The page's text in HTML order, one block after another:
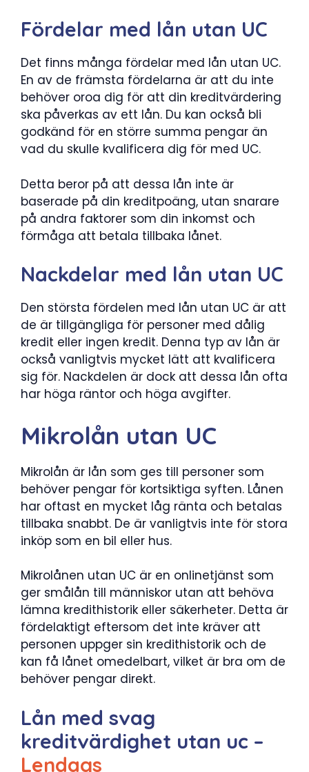
Fördelar med lån utan UC
Det finns många fördelar med lån utan UC.
En av de främsta fördelarna är att du inte
behöver oroa dig för att din kreditvärdering
ska påverkas av ett lån. Du kan också bli
godkänd för en större summa pengar än
vad du skulle kvalificera dig för med UC.
Detta beror på att dessa lån inte är
baserade på din kreditpoäng, utan snarare
på andra faktorer som din inkomst och
förmåga att betala tillbaka lånet.
Nackdelar med lån utan UC
Den största fördelen med lån utan UC är att
de är tillgängliga för personer med dålig
kredit eller ingen kredit. Denna typ av lån är
också vanligtvis mycket lätt att kvalificera
sig för. Nackdelen är dock att dessa lån ofta
har höga räntor och höga avgifter.
Mikrolån utan UC
Mikrolån är lån som ges till personer som
behöver pengar för kortsiktiga syften. Lånen
har oftast en mycket låg ränta och betalas
tillbaka snabbt. De är vanligtvis inte för stora
inköp som en bil eller hus.
Mikrolånen utan UC är en onlinetjänst som
ger smålån till människor utan att behöva
lämna kredithistorik eller säkerheter. Detta är
fördelaktigt eftersom det inte kräver att
personen uppger sin kredithistorik och de
kan få lånet omedelbart, vilket är bra om de
behöver pengar direkt.
Lån med svag
kreditvärdighet utan uc –
Lendags